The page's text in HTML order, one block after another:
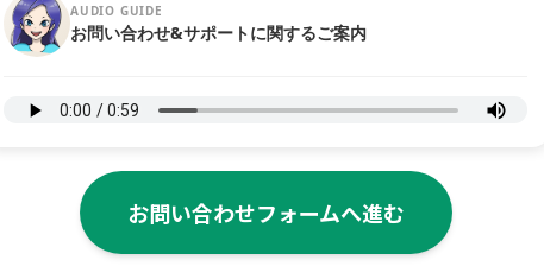
AUDIO GUIDE
お問い合わせ&サポートに関するご案内
お問い合わせフォームへ進む